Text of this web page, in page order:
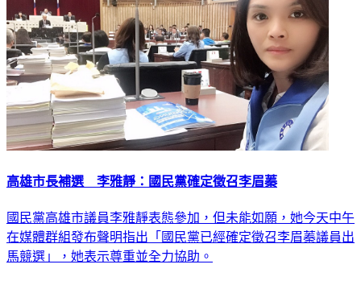
高雄市長補選 李雅靜：國民黨確定徵召李眉蓁
國民黨高雄市議員李雅靜表態參加，但未能如願，她今天中午
在媒體群組發布聲明指出「國民黨已經確定徵召李眉蓁議員出
馬競選」，她表示尊重並全力協助。